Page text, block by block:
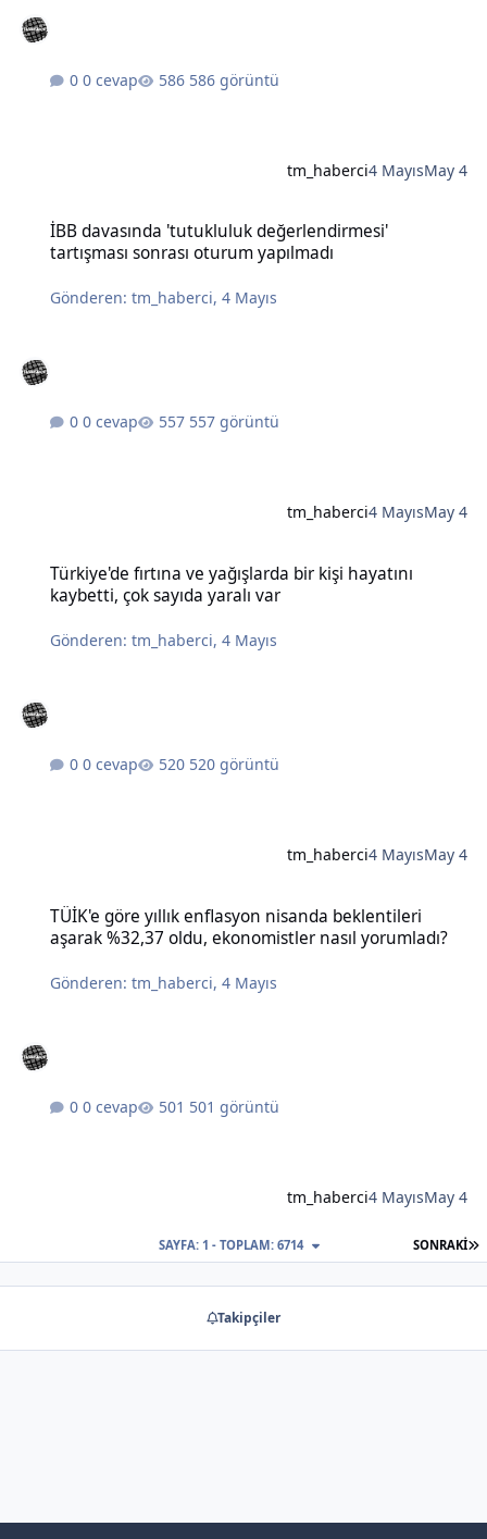
0 cevap 586 görüntü
tm_haberci4 MayısMay 4
İBB davasında 'tutukluluk değerlendirmesi'
tartışması sonrası oturum yapılmadı
Gönderen:tm_haberci,4 Mayıs
0 cevap 557 görüntü
tm_haberci4 MayısMay 4
Türkiye'de fırtına ve yağışlarda bir kişi hayatını
kaybetti, çok sayıda yaralı var
Gönderen:tm_haberci,4 Mayıs
0 cevap 520 görüntü
tm_haberci4 MayısMay 4
TÜİK'e göre yıllık enflasyon nisanda beklentileri
aşarak %32,37 oldu, ekonomistler nasıl yorumladı?
Gönderen:tm_haberci,4 Mayıs
0 cevap 501 görüntü
tm_haberci4 MayısMay 4
SONRAKI
SAYFA: 1 - TOPLAM: 6714
Takipçiler